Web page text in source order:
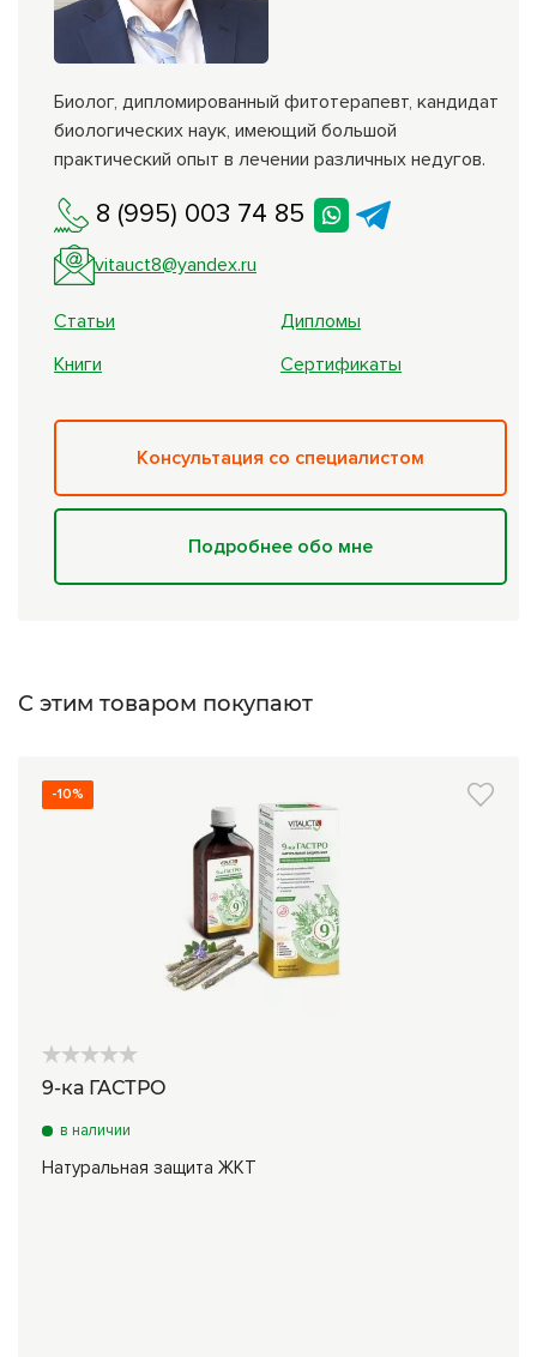
Биолог, дипломированный фитотерапевт, кандидат
биологических наук, имеющий большой
практический опыт в лечении различных недугов.
8 (995) 003 74 85
vitauct8@yandex.ru
Статьи
Дипломы
Книги
Сертификаты
Консультация со специалистом
Подробнее обо мне
С этим товаром покупают
-10%
9-ка ГАСТРО
в наличии
Натуральная защита ЖКТ